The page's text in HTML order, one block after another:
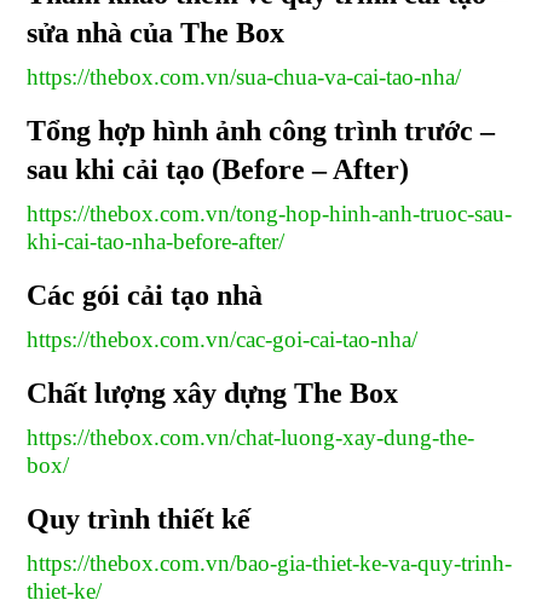
sửa nhà của The Box
https://thebox.com.vn/sua-chua-va-cai-tao-nha/
Tổng hợp hình ảnh công trình trước –
sau khi cải tạo (Before – After)
https://thebox.com.vn/tong-hop-hinh-anh-truoc-sau-
khi-cai-tao-nha-before-after/
Các gói cải tạo nhà
https://thebox.com.vn/cac-goi-cai-tao-nha/
Chất lượng xây dựng The Box
https://thebox.com.vn/chat-luong-xay-dung-the-
box/
Quy trình thiết kế
https://thebox.com.vn/bao-gia-thiet-ke-va-quy-trinh-
thiet-ke/